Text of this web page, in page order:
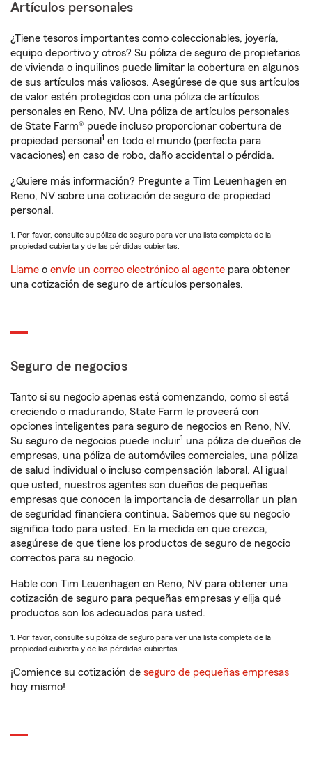
Artículos personales
¿Tiene tesoros importantes como coleccionables, joyería,
equipo deportivo y otros? Su póliza de seguro de propietarios
de vivienda o inquilinos puede limitar la cobertura en algunos
de sus artículos más valiosos. Asegúrese de que sus artículos
de valor estén protegidos con una póliza de artículos
personales en Reno, NV. Una póliza de artículos personales
de State Farm® puede incluso proporcionar cobertura de
propiedad personal 1 en todo el mundo (perfecta para
vacaciones) en caso de robo, daño accidental o pérdida.
¿Quiere más información? Pregunte a Tim Leuenhagen en
Reno, NV sobre una cotización de seguro de propiedad
personal.
1. Por favor, consulte su póliza de seguro para ver una lista completa de la
propiedad cubierta y de las pérdidas cubiertas.
Llame o envíe un correo electrónico al agente para obtener
una cotización de seguro de artículos personales.
Seguro de negocios
Tanto si su negocio apenas está comenzando, como si está
creciendo o madurando, State Farm le proveerá con
opciones inteligentes para seguro de negocios en Reno, NV.
Su seguro de negocios puede incluir1 una póliza de dueños de
empresas, una póliza de automóviles comerciales, una póliza
de salud individual o incluso compensación laboral. Al igual
que usted, nuestros agentes son dueños de pequeñas
empresas que conocen la importancia de desarrollar un plan
de seguridad financiera continua. Sabemos que su negocio
significa todo para usted. En la medida en que crezca,
asegúrese de que tiene los productos de seguro de negocio
correctos para su negocio.
Hable con Tim Leuenhagen en Reno, NV para obtener una
cotización de seguro para pequeñas empresas y elija qué
productos son los adecuados para usted.
1. Por favor, consulte su póliza de seguro para ver una lista completa de la
propiedad cubierta y de las pérdidas cubiertas.
¡Comience su cotización de seguro de pequeñas empresas
hoy mismo!